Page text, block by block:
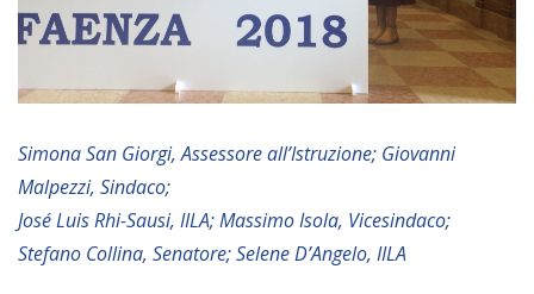
Video
Audio
BIBLIOTECA
Simona San Giorgi, Assessore all’Istruzione; Giovanni
Malpezzi, Sindaco;
José Luis Rhi-Sausi, IILA; Massimo Isola, Vicesindaco;
Stefano Collina, Senatore; Selene D’Angelo, IILA